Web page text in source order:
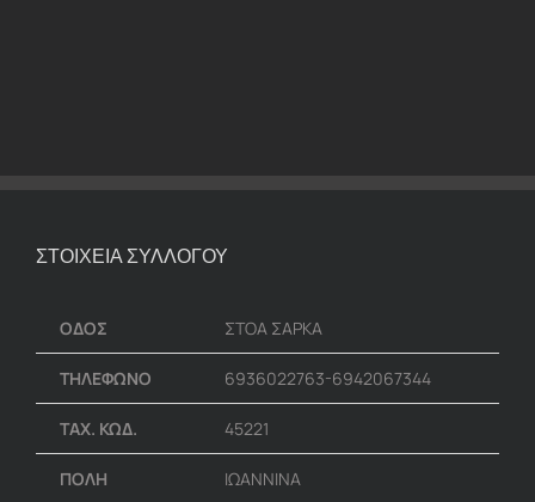
ΣΤΟΙΧΕΙΑ ΣΥΛΛΟΓΟΥ
ΟΔΟΣ ΣΤΟΑ ΣΑΡΚΑ
ΤΗΛΕΦΩΝΟ 6936022763-6942067344
ΤΑΧ. ΚΩΔ. 45221
ΠΟΛΗ ΙΩΑΝΝΙΝΑ